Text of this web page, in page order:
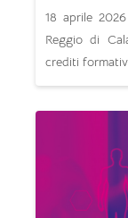
18 aprile
Reggio di
crediti